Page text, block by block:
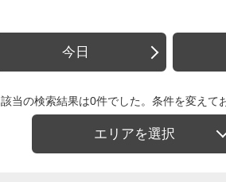
今日
該当の検索結果は0件でした。条件を変えて
エリアを選択